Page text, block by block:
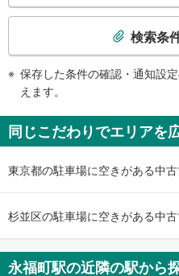
・北口
・南口
《多機能トイレ》
・改札内
その他
・ＡＥＤ
検
知
を
け
る
・
件
検索条
保存した条件の確認・通知設
えます。
同じこだわりでエリアを
東京都の駐車場に空きがある中
杉並区の駐車場に空きがある中
永福町駅の近隣の駅から